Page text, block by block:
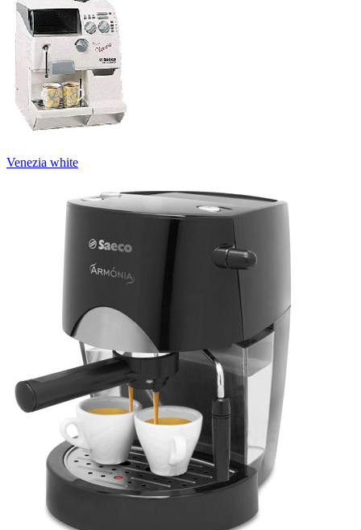
Venezia white